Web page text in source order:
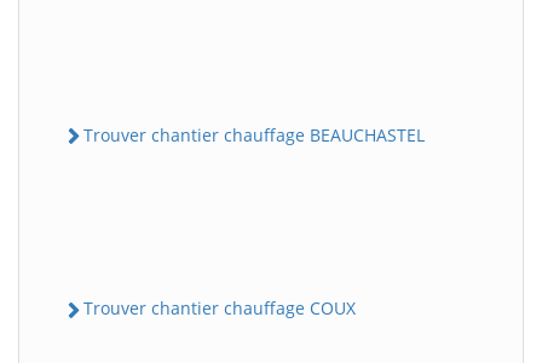
Trouver chantier chauffage BEAUCHASTEL
Trouver chantier chauffage COUX